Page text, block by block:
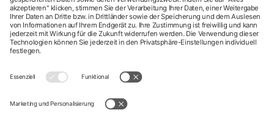
Mehr Kontaktdaten
Arztsuche
Arzttermin-Service
ICD-Diagnosesuche
Krankenhaussuche
Sporttelefon